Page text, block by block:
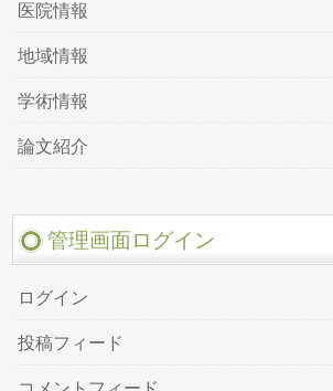
医院情報
地域情報
学術情報
論文紹介
管理画面ログイン
ログイン
投稿フィード